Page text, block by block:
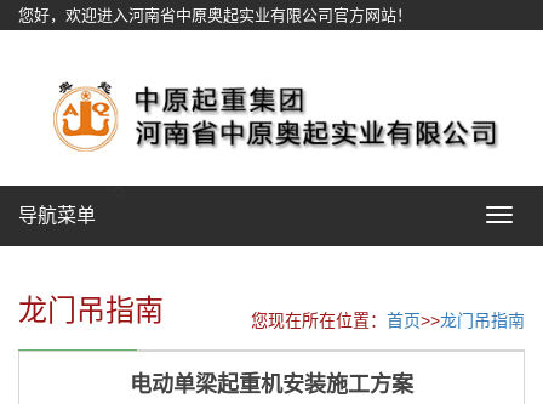
您好，欢迎进入河南省中原奥起实业有限公司官方网站！
Toggle
导航菜单
龙门吊指南 您现在所在位置： 首页>>龙门吊指南
电动单梁起重机安装施工方案